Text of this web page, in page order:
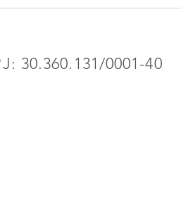
30.360.131/0001-40